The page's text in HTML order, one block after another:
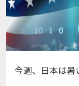
今週、日本は暑